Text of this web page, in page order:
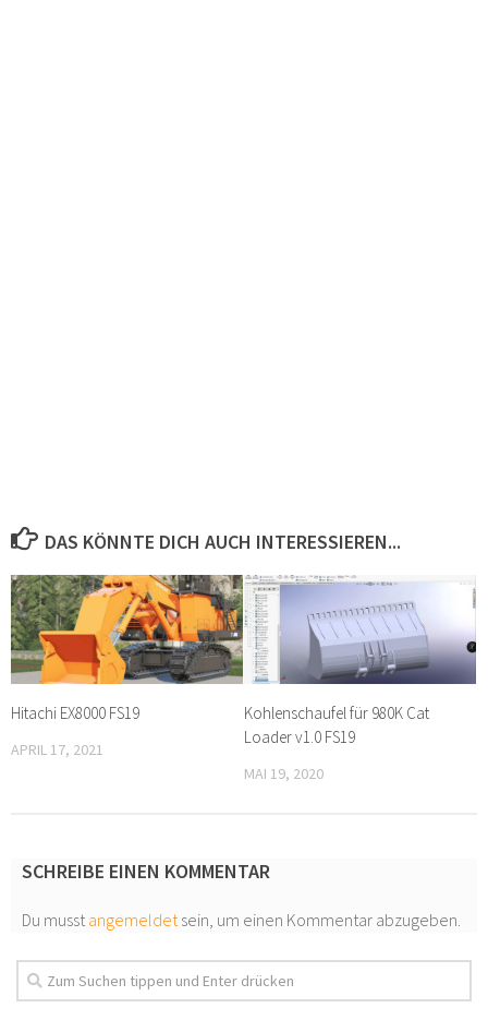
DAS KÖNNTE DICH AUCH INTERESSIEREN...
Hitachi EX8000 FS19
APRIL 17, 2021
Kohlenschaufel für 980K Cat
Loader v1.0 FS19
MAI 19, 2020
SCHREIBE EINEN KOMMENTAR
Du musstangemeldetsein, um einen Kommentar abzugeben.